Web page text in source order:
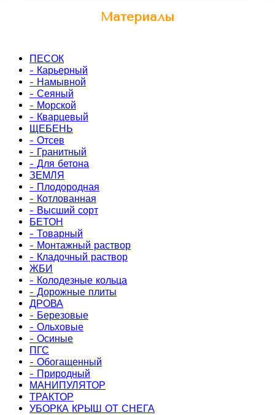
Материалы
ПЕСОК
- Карьерный
- Намывной
- Сеяный
- Морской
- Кварцевый
ЩЕБЕНЬ
- Отсев
- Гранитный
- Для бетона
ЗЕМЛЯ
- Плодородная
- Котлованная
- Высший сорт
БЕТОН
- Товарный
- Монтажный раствор
- Кладочный раствор
ЖБИ
- Колодезные кольца
- Дорожные плиты
ДРОВА
- Березовые
- Ольховые
- Осиные
ПГС
- Обогащенный
- Природный
МАНИПУЛЯТОР
ТРАКТОР
УБОРКА КРЫШ ОТ СНЕГА